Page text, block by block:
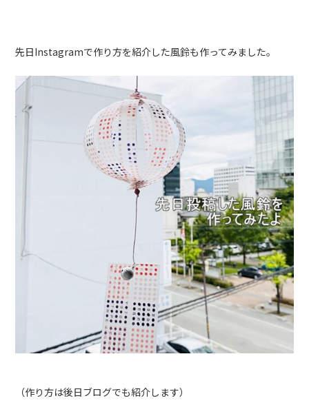
先日Instagramで作り方を紹介した風鈴も作ってみました。
（作り方は後日ブログでも紹介します）